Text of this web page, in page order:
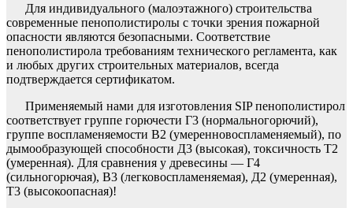
Для индивидуального (малоэтажного) строительства
современные пенополистиролы с точки зрения пожарной
опасности являются безопасными. Соответствие
пенополистирола требованиям технического регламента, как
и любых других строительных материалов, всегда
подтверждается сертификатом.
Применяемый нами для изготовления SIP пенополистирол
соответствует группе горючести Г3 (нормальногорючий),
группе воспламеняемости В2 (умеренновоспламеняемый), по
дымообразующей способности Д3 (высокая), токсичность Т2
(умеренная). Для сравнения у древесины — Г4
(сильногорючая), В3 (легковоспламеняемая), Д2 (умеренная),
Т3 (высокоопасная)!